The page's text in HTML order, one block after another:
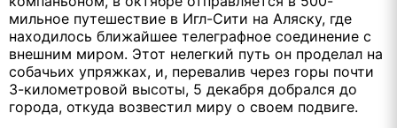
мильное путешествие в Игл-Сити на Аляску, где
находилось ближайшее телеграфное соединение с
внешним миром. Этот нелегкий путь он проделал на
собачьих упряжках, и, перевалив через горы почти
3-километровой высоты, 5 декабря добрался до
города, откуда возвестил миру о своем подвиге.